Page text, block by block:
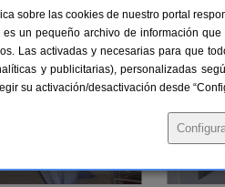
en Villanueva de
sobre las cookies de nuestro portal
un pequeño archivo de información
Las activadas y necesarias para que
y publicitarias), personalizadas
su activación/desactivación desde